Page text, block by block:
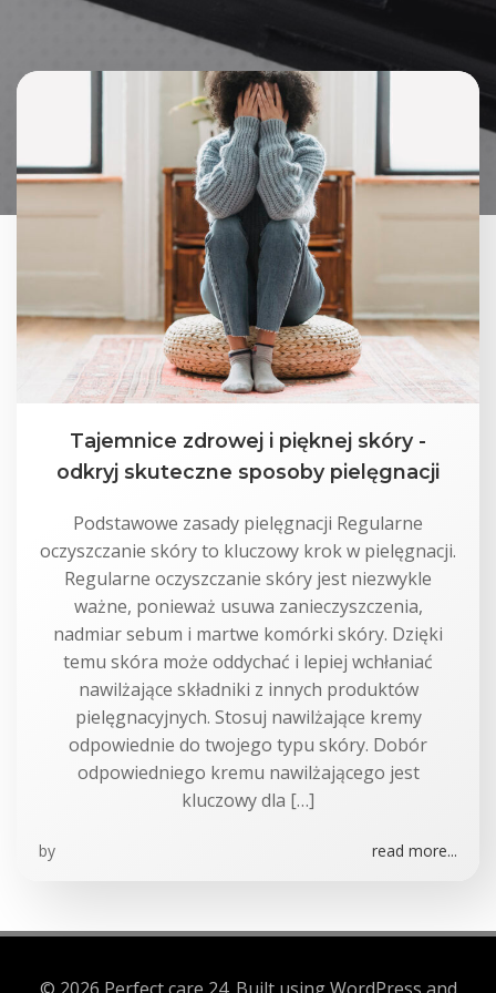
Tajemnice zdrowej i pięknej skóry -
odkryj skuteczne sposoby pielęgnacji
Podstawowe zasady pielęgnacji Regularne
oczyszczanie skóry to kluczowy krok w pielęgnacji.
Regularne oczyszczanie skóry jest niezwykle
ważne, ponieważ usuwa zanieczyszczenia,
nadmiar sebum i martwe komórki skóry. Dzięki
temu skóra może oddychać i lepiej wchłaniać
nawilżające składniki z innych produktów
pielęgnacyjnych. Stosuj nawilżające kremy
odpowiednie do twojego typu skóry. Dobór
odpowiedniego kremu nawilżającego jest
kluczowy dla […]
by read more...